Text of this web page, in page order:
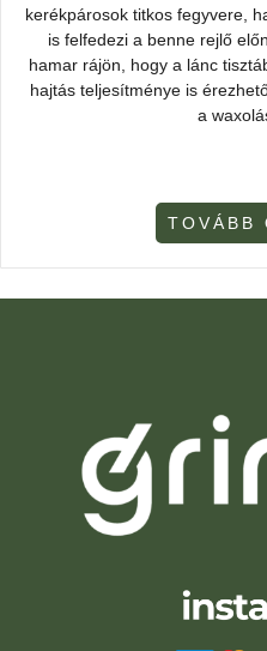
kerékpárosok titkos fegyvere,
is felfedezi a benne rejlő
hamar rájön, hogy a lánc
hajtás teljesítménye is
a
TOVÁBB